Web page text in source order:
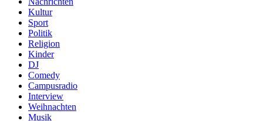
Kultur
Sport
Politik
Religion
Kinder
DJ
Comedy
Campusradio
Interview
Weihnachten
Musik